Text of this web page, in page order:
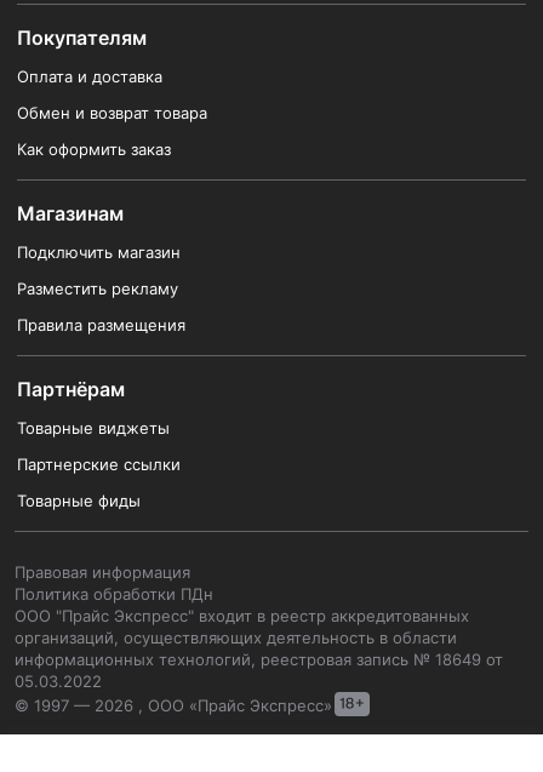
Покупателям
Оплата и доставка
Обмен и возврат товара
Как оформить заказ
Магазинам
Подключить магазин
Разместить рекламу
Правила размещения
Партнёрам
Товарные виджеты
Партнерские ссылки
Товарные фиды
Правовая информация
Политика обработки ПДн
ООО "Прайс Экспресс" входит в реестр аккредитованных
организаций, осуществляющих деятельность в области
информационных технологий, реестровая запись № 18649 от
05.03.2022
© 1997 — 2026 , ООО «Прайс Экспресс»